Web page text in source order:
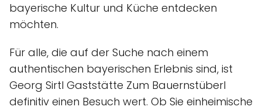
bayerische Kultur und Küche entdecken
möchten.
Für alle, die auf der Suche nach einem
authentischen bayerischen Erlebnis sind, ist
Georg Sirtl Gaststätte Zum Bauernstüberl
definitiv einen Besuch wert. Ob Sie einheimische